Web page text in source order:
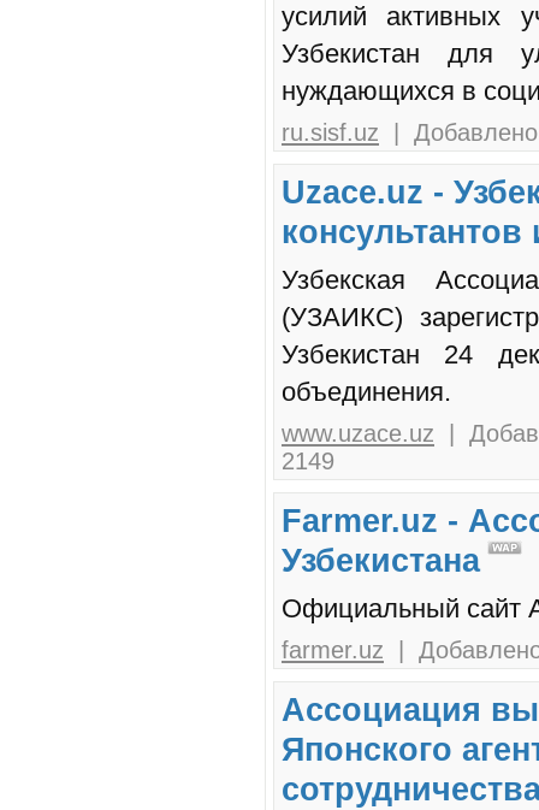
усилий активных
Узбекистан для
нуждающихся в
ru.sisf.uz |
Uzace.uz -
консультантов
Узбекская
(УЗАИКС)
Узбекистан 24
объединения.
www.uzace.uz |
2149
Farmer.uz -
Узбекистана
Официальный сайт
farmer.uz |
Ассоциация
Японского